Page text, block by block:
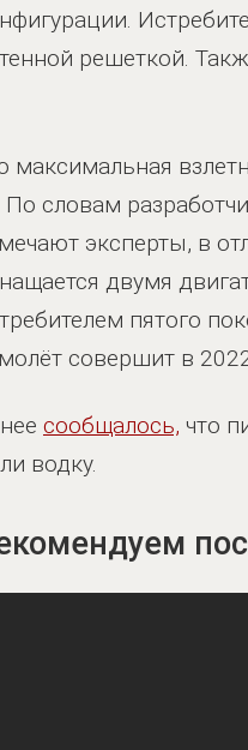
решеткой.
максимальная
По словам
эксперты, в
двумя
пятого
совершит в
сообщалось, что
водку.